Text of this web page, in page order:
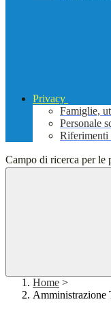
Privacy
Famiglie,
Personale
Riferimenti
Campo di ricerca per le
Home >
Amministrazione